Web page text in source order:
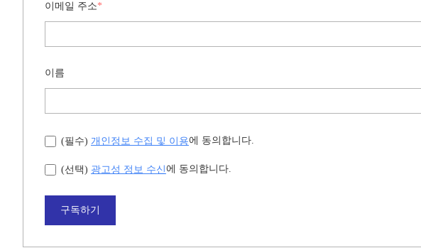
이메일 주소*
이름
(필수) 개인정보 수집 및 이용에 동의합니다.
(선택) 광고성 정보 수신에 동의합니다.
구독하기